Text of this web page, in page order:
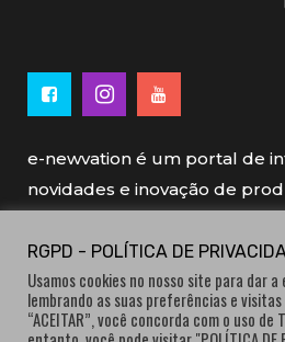
e-newvation é um portal de
novidades e inovação de
e-newvation tem o patrocínio
Ano”, o prémio de inovação
RGPD - POLÍTICA DE
Usamos cookies no nosso site para dar
lembrando as suas preferências e
“ACEITAR”, você concorda com o uso de